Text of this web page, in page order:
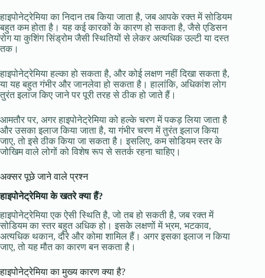
हाइपोनेट्रेमिया का निदान तब किया जाता है, जब आपके रक्त में सोडियम
बहुत कम होता है। यह कई कारकों के कारण हो सकता है, जैसे एडिसन
रोग या कुशिंग सिंड्रोम जैसी स्थितियों से लेकर अत्यधिक उल्टी या दस्त
तक।
हाइपोनेट्रेमिया हल्का हो सकता है, और कोई लक्षण नहीं दिखा सकता है,
या यह बहुत गंभीर और जानलेवा हो सकता है। हालांकि, अधिकांश लोग
तुरंत इलाज किए जाने पर पूरी तरह से ठीक हो जाते हैं।
आमतौर पर, अगर हाइपोनेट्रेमिया को हल्के चरण में पकड़ लिया जाता है
और उसका इलाज किया जाता है, या गंभीर चरण में तुरंत इलाज किया
जाए, तो इसे ठीक किया जा सकता है। इसलिए, कम सोडियम स्तर के
जोखिम वाले लोगों को विशेष रूप से सतर्क रहना चाहिए।
अक्सर पूछे जाने वाले प्रश्न
हाइपोनेट्रेमिया के खतरे क्या हैं?
हाइपोनेट्रेमिया एक ऐसी स्थिति है, जो तब हो सकती है, जब रक्त में
सोडियम का स्तर बहुत अधिक हो। इसके लक्षणों में भ्रम, भटकाव,
अत्यधिक थकान, दौरे और कोमा शामिल हैं। अगर इसका इलाज न किया
जाए, तो यह मौत का कारण बन सकता है।
हाइपोनेट्रेमिया का मुख्य कारण क्या है?